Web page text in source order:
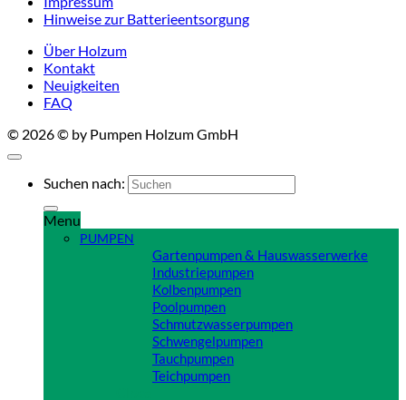
Hinweise zur Batterieentsorgung
Über Holzum
Kontakt
Neuigkeiten
FAQ
© 2026 © by Pumpen Holzum GmbH
Suchen nach:
Menu
PUMPEN
Gartenpumpen & Hauswasserwerke
Industriepumpen
Kolbenpumpen
Poolpumpen
Schmutzwasserpumpen
Schwengelpumpen
Tauchpumpen
Teichpumpen